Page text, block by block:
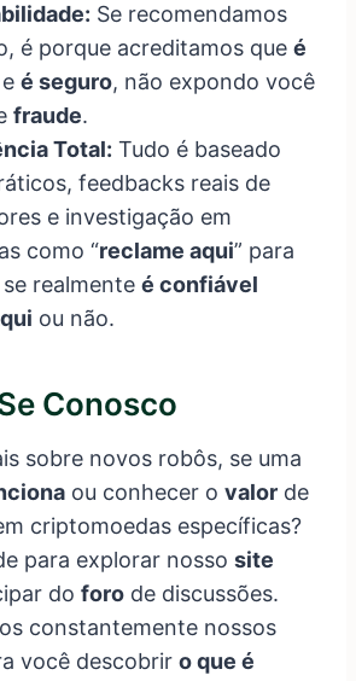
Se recomendamos
é porque acreditamos que é
e é seguro, não expondo você
fraude.
Total: Tudo é baseado
feedbacks reais de
e investigação em
como “reclame aqui” para
realmente é confiável
ou não.
Conosco
sobre novos robôs, se uma
ou conhecer o valor de
criptomoedas específicas?
para explorar nosso site
do foro de discussões.
constantemente nossos
você descobrir o que é